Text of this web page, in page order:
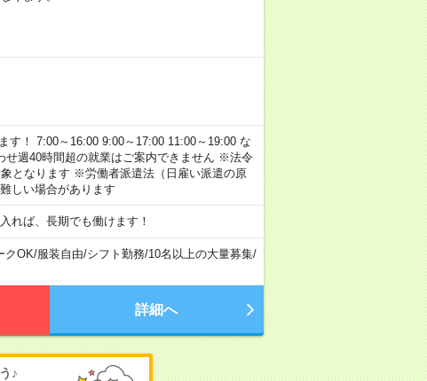
！ 7:00～16:00 9:00～17:00 11:00～19:00 な
週40時間超の就業はご案内できません ※法令
となります ※労働者派遣法（日雇い派遣の原
しい場合があります
ば、長期でも働けます！
クOK/服装自由/シフト勤務/10名以上の大量募集/
詳細へ
♪